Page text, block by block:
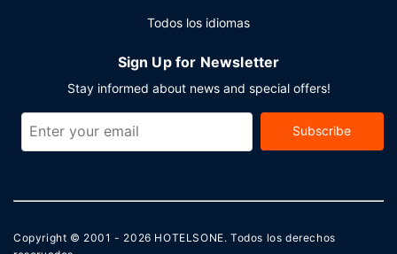
Todos los idiomas
Sign Up for Newsletter
Stay informed about news and special offers!
Subscribe
Copyright © 2001 - 2026 HOTELSONE. Todos los derechos